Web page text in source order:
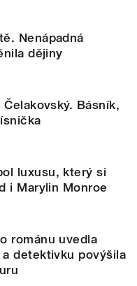
Nenápadná
dějiny
Básník,
luxusu, který si
i Marylin Monroe
románu uvedla
a detektivku povýšila